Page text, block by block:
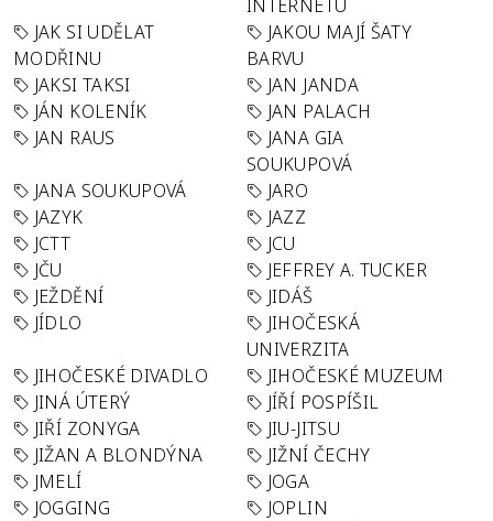
INTERNETU
JAK SI UDĚLAT
MODŘINU
JAKOU MAJÍ ŠATY
BARVU
JAKSI TAKSI
JAN JANDA
JÁN KOLENÍK
JAN PALACH
JAN RAUS
JANA GIA
SOUKUPOVÁ
JANA SOUKUPOVÁ
JARO
JAZYK
JAZZ
JCTT
JCU
JČU
JEFFREY A. TUCKER
JEŽDĚNÍ
JIDÁŠ
JÍDLO
JIHOČESKÁ
UNIVERZITA
JIHOČESKÉ DIVADLO
JIHOČESKÉ MUZEUM
JINÁ ÚTERÝ
JÍŘÍ POSPÍŠIL
JIŘÍ ZONYGA
JIU-JITSU
JIŽAN A BLONDÝNA
JIŽNÍ ČECHY
JMELÍ
JOGA
JOGGING
JOPLIN